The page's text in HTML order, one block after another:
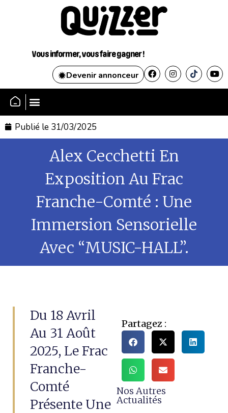
Vous informer, vous faire gagner !
Devenir annonceur
Publié le 31/03/2025
Alex Cecchetti En
Exposition Au Frac
Franche-Comté : Une
Immersion Sensorielle
Avec “MUSIC-HALL”.
Du 18 Avril
Au 31 Août
2025, Le Frac
Franche-
Comté
Présente Une
Partagez :
Nos Autres
Actualités